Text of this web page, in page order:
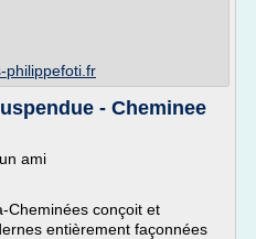
philippefoti.fr
- Cheminee
ami
Cheminées conçoit et
entièrement façonnées